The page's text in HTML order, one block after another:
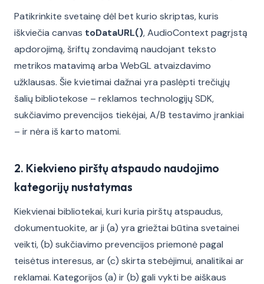
Patikrinkite svetainę dėl bet kurio skriptas, kuris
iškviečia canvas toDataURL(), AudioContext pagrįstą
apdorojimą, šriftų zondavimą naudojant teksto
metrikos matavimą arba WebGL atvaizdavimo
užklausas. Šie kvietimai dažnai yra paslėpti trečiųjų
šalių bibliotekose – reklamos technologijų SDK,
sukčiavimo prevencijos tiekėjai, A/B testavimo įrankiai
– ir nėra iš karto matomi.
2. Kiekvieno pirštų atspaudo naudojimo
kategorijų nustatymas
Kiekvienai bibliotekai, kuri kuria pirštų atspaudus,
dokumentuokite, ar ji (a) yra griežtai būtina svetainei
veikti, (b) sukčiavimo prevencijos priemonė pagal
teisėtus interesus, ar (c) skirta stebėjimui, analitikai ar
reklamai. Kategorijos (a) ir (b) gali vykti be aiškaus